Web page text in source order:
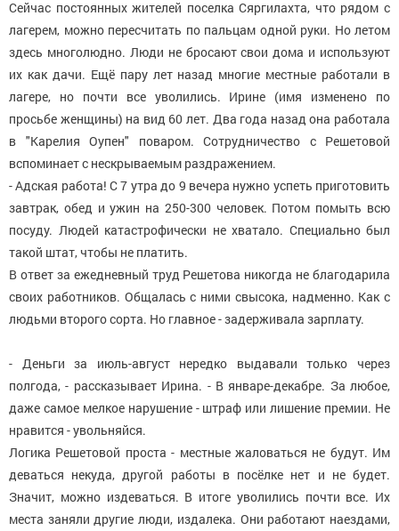
Сейчас постоянных жителей поселка Сяргилахта, что рядом с
лагерем, можно пересчитать по пальцам одной руки. Но летом
здесь многолюдно. Люди не бросают свои дома и используют
их как дачи. Ещё пару лет назад многие местные работали в
лагере, но почти все уволились. Ирине (имя изменено по
просьбе женщины) на вид 60 лет. Два года назад она работала
в "Карелия Оупен" поваром. Сотрудничество с Решетовой
вспоминает с нескрываемым раздражением.
- Адская работа! С 7 утра до 9 вечера нужно успеть приготовить
завтрак, обед и ужин на 250-300 человек. Потом помыть всю
посуду. Людей катастрофически не хватало. Специально был
такой штат, чтобы не платить.
В ответ за ежедневный труд Решетова никогда не благодарила
своих работников. Общалась с ними свысока, надменно. Как с
людьми второго сорта. Но главное - задерживала зарплату.
- Деньги за июль-август нередко выдавали только через
полгода, - рассказывает Ирина. - В январе-декабре. За любое,
даже самое мелкое нарушение - штраф или лишение премии. Не
нравится - увольняйся.
Логика Решетовой проста - местные жаловаться не будут. Им
деваться некуда, другой работы в посёлке нет и не будет.
Значит, можно издеваться. В итоге уволились почти все. Их
места заняли другие люди, издалека. Они работают наездами,